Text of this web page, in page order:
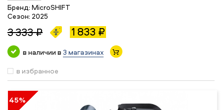
Бренд: MicroSHIFT
Сезон: 2025
3 333 ₽ 1 833 ₽
в наличии в 3 магазинах
в избранное
45%